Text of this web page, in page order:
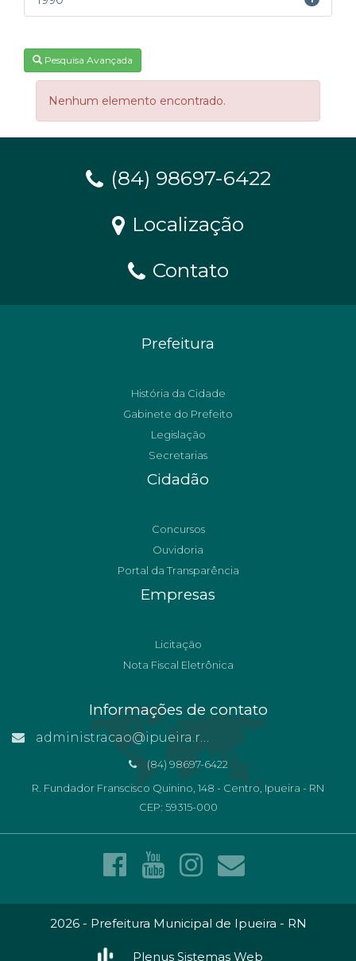
Pesquisa Avançada
Nenhum elemento encontrado.
(84) 98697-6422
Localização
Contato
Prefeitura
História da Cidade
Gabinete do Prefeito
Legislação
Secretarias
Cidadão
Concursos
Ouvidoria
Portal da Transparência
Empresas
Licitação
Nota Fiscal Eletrônica
Informações de contato
administracao@ipueira.rn.gov.br
(84) 98697-6422
R. Fundador Franscisco Quinino, 148 - Centro, Ipueira - RN
CEP: 59315-000
2026 - Prefeitura Municipal de Ipueira - RN
Plenus Sistemas Web